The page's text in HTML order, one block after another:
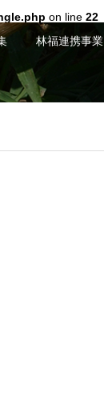
林福連携事業
on line 22